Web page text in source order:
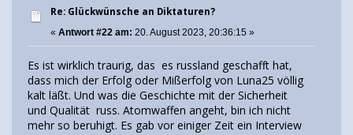
Re: Glückwünsche an Diktaturen?
« Antwort #22 am: 20. August 2023, 20:36:15 »
Es ist wirklich traurig, das es russland geschafft hat,
dass mich der Erfolg oder Mißerfolg von Luna25 völlig
kalt läßt. Und was die Geschichte mit der Sicherheit
und Qualität russ. Atomwaffen angeht, bin ich nicht
mehr so beruhigt. Es gab vor einiger Zeit ein Interview